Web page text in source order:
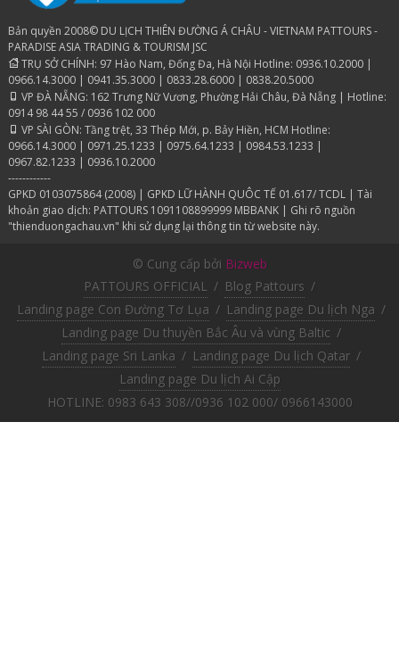
Bản quyền 2008© DU LỊCH THIÊN ĐƯỜNG Á CHÂU - VIETNAM PATTOURS -
PARADISE ASIA TRADING & TOURISM JSC
TRỤ SỞ CHÍNH: 97 Hào Nam, Đống Đa, Hà Nội Hotline: 0936.10.2000 |
0966.14.3000 | 0941.35.3000 | 0833.28.6000 | 0838.20.5000
VP ĐÀ NẴNG: 162 Trưng Nữ Vương, Phường Hải Châu, Đà Nẵng | Hotline:
0914 98 44 55 / 0936 102 000
VP SÀI GÒN: Tầng trệt, 33 Thép Mới, p. Bảy Hiền, HCM Hotline:
0966.14.3000 | 0971.25.1233 | 0975.64.1233 | 0984.53.1233 |
0967.82.1233 | 0936.10.2000
------------
GPKD 0103075864 (2008) | GPKD LỮ HÀNH QUÔC TẾ 01.617/ TCDL | Tài
khoản giao dịch: PATTOURS 1091108899999 MBBANK | Ghi rõ nguồn
"thienduongachau.vn" khi sử dụng lại thông tin từ website này.
© Cung cấp bởi Bizweb
PATTOURS OFFICIAL / Blog Pattours /
Landing page Con Đường Tơ Lụa / Landing page Du lịch Nga /
Landing page Du thuyền Bắc Âu và vùng Baltic /
Landing page Sri Lanka / Landing page Du lịch Qatar /
Landing page Du lịch Ai Cập
HOTLINE: 0983 643 308//0936 102 000/ 0966143000